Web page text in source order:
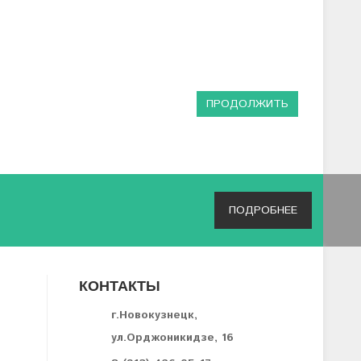
ПРОДОЛЖИТЬ
ПОДРОБНЕЕ
КОНТАКТЫ
г.Новокузнецк,
ул.Орджоникидзе, 16